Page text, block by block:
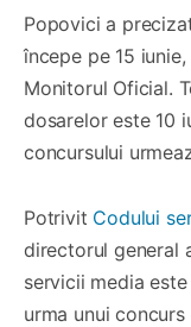
Popovici a
începe pe 15
Monitorul Oficial.
dosarelor este 10
concursului
Potrivit Codului
directorul general
servicii media
urma unui